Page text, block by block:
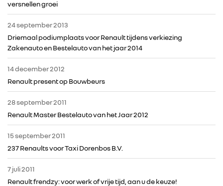
CONTACT
versnellen groei
24 september 2013
Driemaal podiumplaats voor Renault tijdens verkiezing
Zakenauto en Bestelauto van het jaar 2014
14 december 2012
Renault present op Bouwbeurs
28 september 2011
Renault Master Bestelauto van het Jaar 2012
15 september 2011
237 Renaults voor Taxi Dorenbos B.V.
7 juli 2011
Renault frendzy: voor werk of vrije tijd, aan u de keuze!